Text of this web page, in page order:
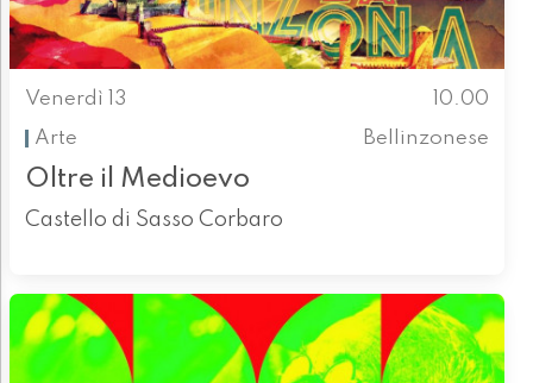
Venerdì 13
10.00
Arte
Bellinzonese
Oltre il Medioevo
Castello di Sasso Corbaro